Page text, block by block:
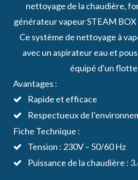
nettoyage de la chaudière,
générateur vapeur STEAM
Ce système de nettoyage à
avec un aspirateur eau et
équipé d'un
Avantages :
Rapide et efficace
Respectueux de
Fiche Technique :
Tension : 230V – 50/60 Hz
Puissance de la chaudière :